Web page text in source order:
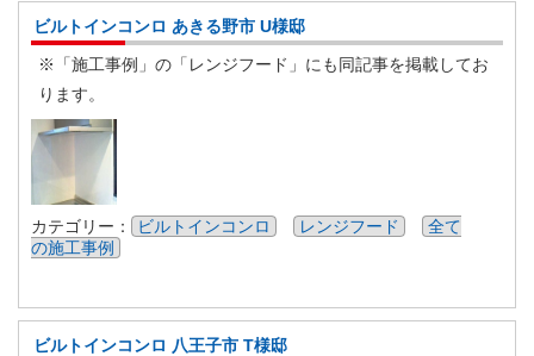
ビルトインコンロ あきる野市 U様邸
※「施工事例」の「レンジフード」にも同記事を掲載してお
ります。
カテゴリー： ビルトインコンロ レンジフード
全て
の施工事例
ビルトインコンロ 八王子市 T様邸